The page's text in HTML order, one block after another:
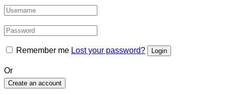
Remember me Lost your password?
Or
Create an account